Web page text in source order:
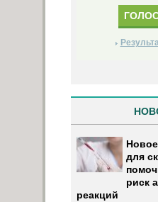
для
риск
реакций